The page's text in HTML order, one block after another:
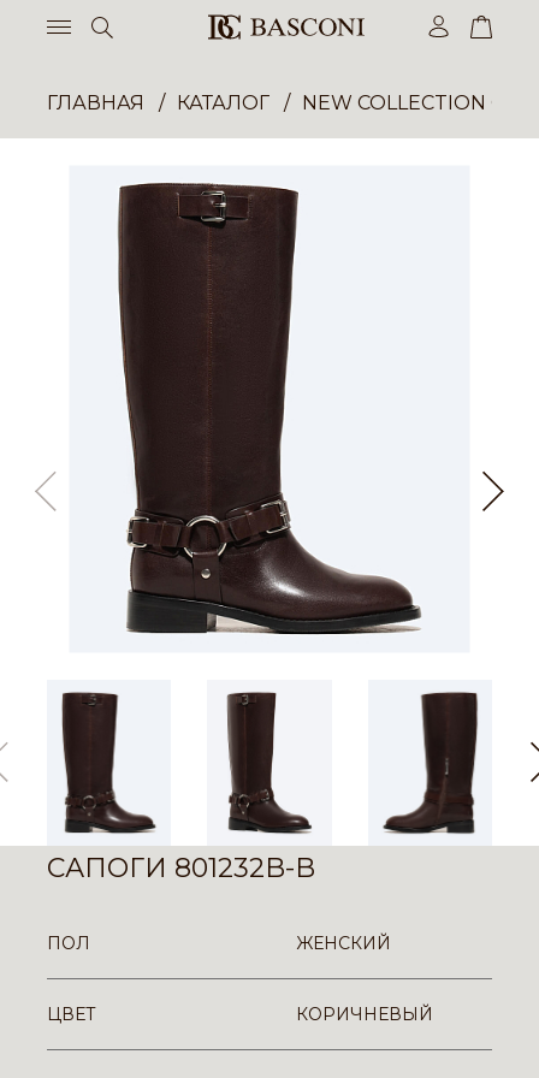
ГЛАВНАЯ КАТАЛОГ NEW COLLECTION
САПОГИ 801232B-B
ПОЛ ЖЕНСКИЙ
ЦВЕТ КОРИЧНЕВЫЙ